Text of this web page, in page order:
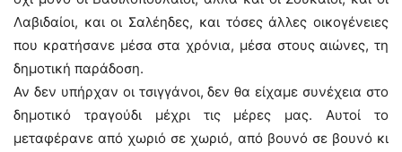
Λαβιδαίοι, και οι Σαλέηδες, και τόσες άλλες οικογένειες
που κρατήσανε μέσα στα χρόνια, μέσα στους αιώνες, τη
δημοτική παράδοση.
Αν δεν υπήρχαν οι τσιγγάνοι, δεν θα είχαμε συνέχεια στο
δημοτικό τραγούδι μέχρι τις μέρες μας. Αυτοί το
μεταφέρανε από χωριό σε χωριό, από βουνό σε βουνό κι